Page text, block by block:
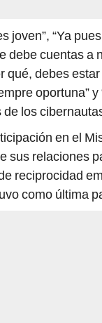
joven”, “Ya
debe cuentas a
qué, debes
oportuna”
los
en el
sus relaciones
reciprocidad
como última